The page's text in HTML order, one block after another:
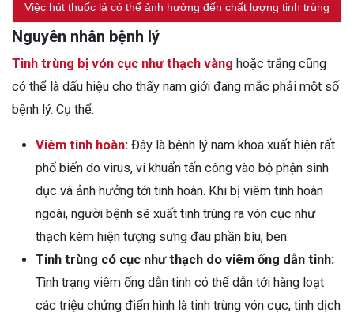
Việc hút thuốc lá có thể ảnh hưởng đến chất lượng tinh trùng
Nguyên nhân bệnh lý
Tinh trùng bị vón cục như thạch vàng hoặc trắng cũng
có thể là dấu hiệu cho thấy nam giới đang mắc phải một số
bệnh lý. Cụ thể:
Viêm tinh hoàn: Đây là bệnh lý nam khoa xuất hiện rất
phổ biến do virus, vi khuẩn tấn công vào bộ phận sinh
dục và ảnh hưởng tới tinh hoàn. Khi bị viêm tinh hoàn
ngoài, người bệnh sẽ xuất tinh trùng ra vón cục như
thạch kèm hiện tượng sưng đau phần bìu, bẹn.
Tinh trùng có cục như thạch do viêm ống dẫn tinh:
Tình trạng viêm ống dẫn tinh có thể dẫn tới hàng loạt
các triệu chứng điển hình là tinh trùng vón cục, tinh dịch